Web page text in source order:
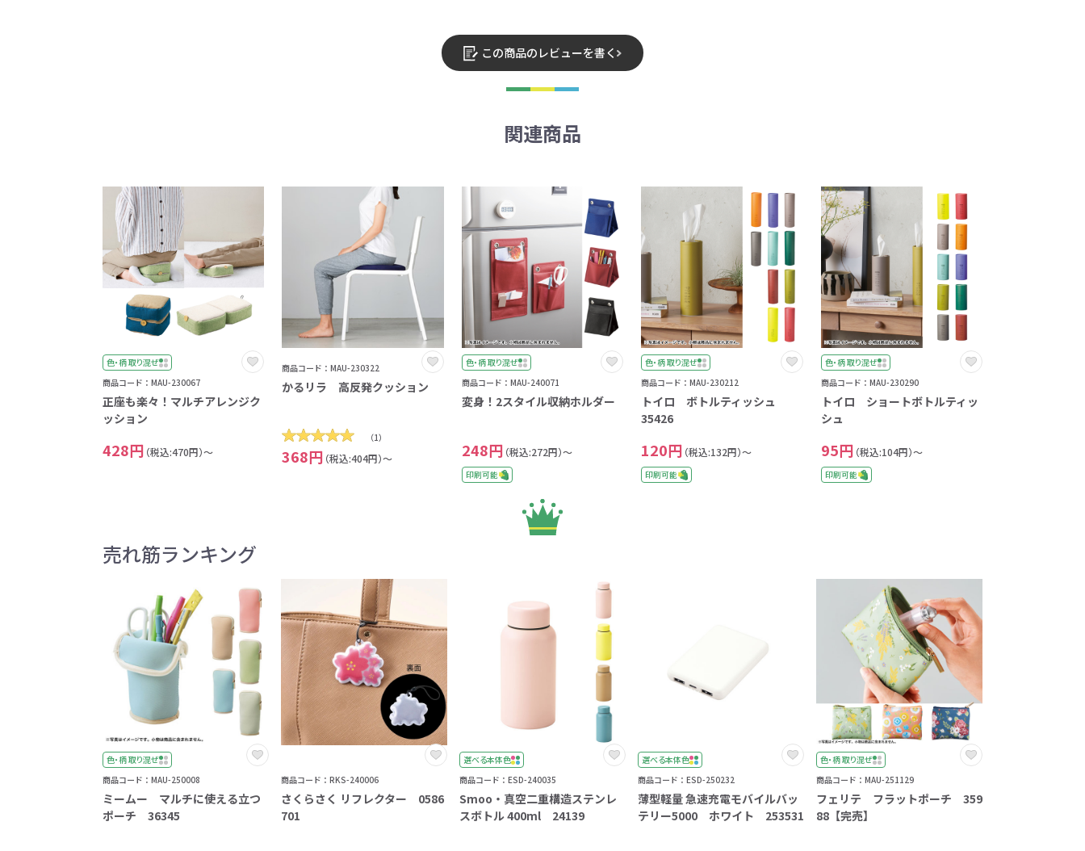
この商品のレビューを書く
関連商品
色・柄 取り混ぜ
商品コード：MAU-230067
正座も楽々！マルチアレンジク
ッション
428円 （税込:470円）～
商品コード：MAU-230322
かるリラ 高反発クッション
（1）
368円 （税込:404円）～
色・柄 取り混ぜ
商品コード：MAU-240071
変身！2スタイル収納ホルダー
248円 （税込:272円）～
印刷可能
色・柄 取り混ぜ
商品コード：MAU-230212
トイロ ボトルティッシュ
35426
120円 （税込:132円）～
印刷可能
色・柄 取り混ぜ
商品コード：MAU-230290
トイロ ショートボトルティッ
シュ
95円 （税込:104円）～
印刷可能
売れ筋ランキング
色・柄 取り混ぜ
商品コード：MAU-250008
ミームー マルチに使える立つ
ポーチ 36345
商品コード：RKS-240006
さくらさく リフレクター 0586
701
選べる本体色
商品コード：ESD-240035
Smoo・真空二重構造ステンレ
スボトル 400ml 24139
選べる本体色
商品コード：ESD-250232
薄型軽量 急速充電モバイルバッ
テリー5000 ホワイト 253531
色・柄 取り混ぜ
商品コード：MAU-251129
フェリテ フラットポーチ 359
88【完売】